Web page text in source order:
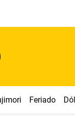
Feriado